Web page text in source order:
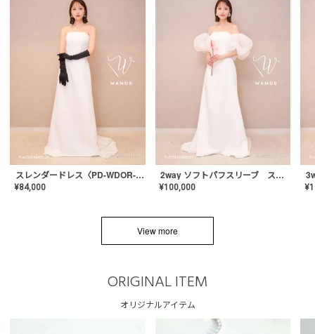
スレンダードレス〈PD-WDOR-2110〉
¥84,000
2way ソフトパフスリーブ スレンダードレス〈PD-WDOR-2112〉
¥100,000 ¥
View more
ORIGINAL ITEM
オリジナルアイテム